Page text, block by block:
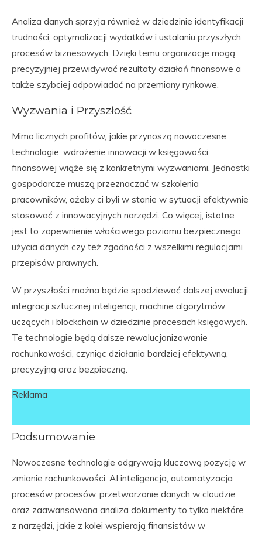
Analiza danych sprzyja również w dziedzinie identyfikacji
trudności, optymalizacji wydatków i ustalaniu przyszłych
procesów biznesowych. Dzięki temu organizacje mogą
precyzyjniej przewidywać rezultaty działań finansowe a
także szybciej odpowiadać na przemiany rynkowe.
Wyzwania i Przyszłość
Mimo licznych profitów, jakie przynoszą nowoczesne
technologie, wdrożenie innowacji w księgowości
finansowej wiąże się z konkretnymi wyzwaniami. Jednostki
gospodarcze muszą przeznaczać w szkolenia
pracowników, ażeby ci byli w stanie w sytuacji efektywnie
stosować z innowacyjnych narzędzi. Co więcej, istotne
jest to zapewnienie właściwego poziomu bezpiecznego
użycia danych czy też zgodności z wszelkimi regulacjami
przepisów prawnych.
W przyszłości można będzie spodziewać dalszej ewolucji
integracji sztucznej inteligencji, machine algorytmów
uczących i blockchain w dziedzinie procesach księgowych.
Te technologie będą dalsze rewolucjonizowanie
rachunkowości, czyniąc działania bardziej efektywną,
precyzyjną oraz bezpieczną.
Reklama
Podsumowanie
Nowoczesne technologie odgrywają kluczową pozycję w
zmianie rachunkowości. AI inteligencja, automatyzacja
procesów procesów, przetwarzanie danych w cloudzie
oraz zaawansowana analiza dokumenty to tylko niektóre
z narzędzi, jakie z kolei wspierają finansistów w